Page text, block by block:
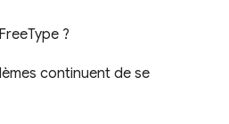
?
continuent de se